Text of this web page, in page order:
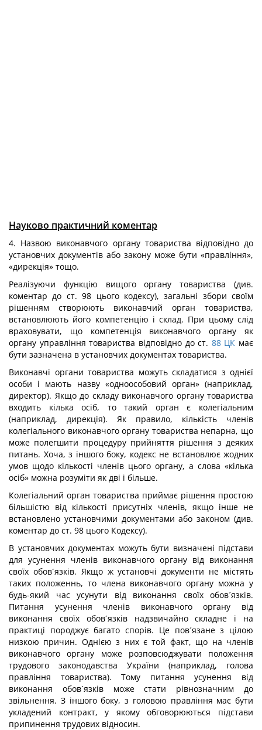
Науково практичний коментар
4. Назвою виконавчого органу товариства відповідно до
установчих документів або закону може бути «правління»,
«дирекція» тощо.
Реалізуючи функцію вищого органу товариства (див.
коментар до ст. 98 цього кодексу), загальні збори своїм
рішенням створюють виконавчий орган товариства,
встановлюють його компетенцію і склад. При цьому слід
враховувати, що компетенція виконавчого органу як
органу управління товариства відповідно до ст. 88 ЦК має
бути зазначена в установчих документах товариства.
Виконавчі органи товариства можуть складатися з однієї
особи і мають назву «одноособовий орган» (наприклад,
директор). Якщо до складу виконавчого органу товариства
входить кілька осіб, то такий орган є колегіальним
(наприклад, дирекція). Як правило, кількість членів
колегіального виконавчого органу товариства непарна, що
може полегшити процедуру прийняття рішення з деяких
питань. Хоча, з іншого боку, кодекс не встановлює жодних
умов щодо кількості членів цього органу, а слова «кілька
осіб» можна розуміти як дві і більше.
Колегіальний орган товариства приймає рішення простою
більшістю від кількості присутніх членів, якщо інше не
встановлено установчими документами або законом (див.
коментар до ст. 98 цього Кодексу).
В установчих документах можуть бути визначені підстави
для усунення членів виконавчого органу від виконання
своїх обов´язків. Якщо ж установчі документи не містять
таких положеннь, то члена виконавчого органу можна у
будь-який час усунути від виконання своїх обов´язків.
Питання усунення членів виконавчого органу від
виконання своїх обов´язків надзвичайно складне і на
практиці породжує багато спорів. Це пов´язане з цілою
низкою причин. Однією з них є той факт, що на членів
виконавчого органу може розповсюджувати положення
трудового законодавства України (наприклад, голова
правління товариства). Тому питання усунення від
виконання обов´язків може стати рівнозначним до
звільнення. З іншого боку, з головою правління має бути
укладений контракт, у якому обговорюються підстави
припинення трудових відносин.